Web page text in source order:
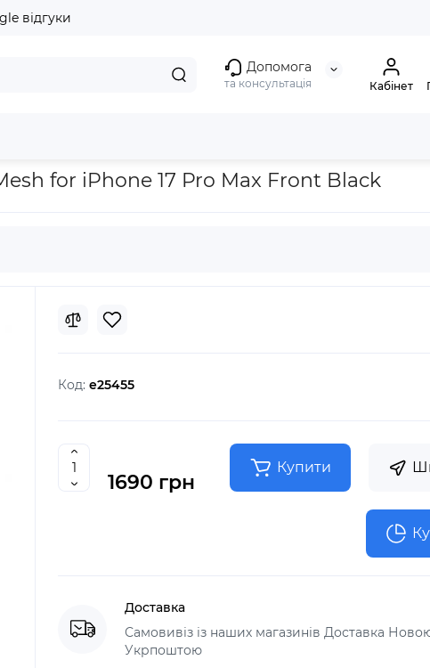
відгуки
Допомога
та консультація Кабінет
Black
for iPhone 17 Pro Max Front Black
Код: e25455
1690 грн
Купити
Доставка
Самовивіз із наших магазинів Доставка
Укрпоштою